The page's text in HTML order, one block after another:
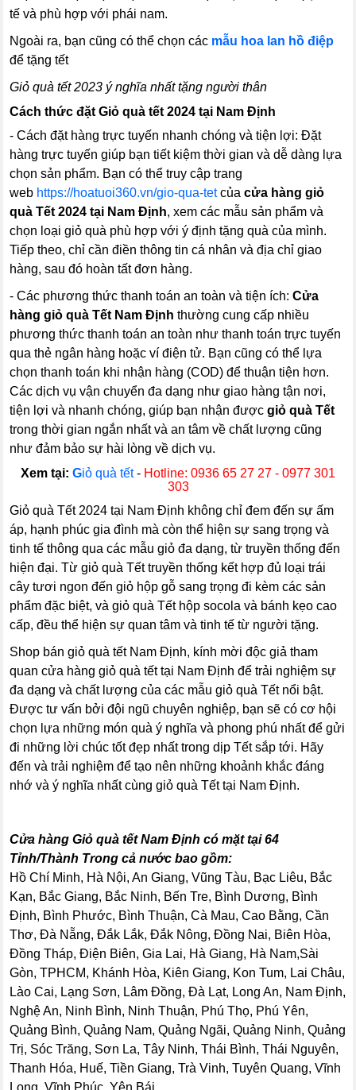
tế và phù hợp với phái nam.
Ngoài ra, bạn cũng có thể chọn các mẫu hoa lan hồ điệp
để tặng tết
Giỏ quà tết 2023 ý nghĩa nhất tặng người thân
Cách thức đặt Giỏ quà tết 2024 tại Nam Định
- Cách đặt hàng trực tuyến nhanh chóng và tiện lợi: Đặt
hàng trực tuyến giúp bạn tiết kiệm thời gian và dễ dàng lựa
chọn sản phẩm. Bạn có thể truy cập trang
web https://hoatuoi360.vn/gio-qua-tetcủa cửa hàng giỏ
quà Tết 2024 tại Nam Định, xem các mẫu sản phẩm và
chọn loại giỏ quà phù hợp với ý định tặng quà của mình.
Tiếp theo, chỉ cần điền thông tin cá nhân và địa chỉ giao
hàng, sau đó hoàn tất đơn hàng.
- Các phương thức thanh toán an toàn và tiện ích: Cửa
hàng giỏ quà Tết Nam Định thường cung cấp nhiều
phương thức thanh toán an toàn như thanh toán trực tuyến
qua thẻ ngân hàng hoặc ví điện tử. Bạn cũng có thể lựa
chọn thanh toán khi nhận hàng (COD) để thuận tiện hơn.
Các dịch vụ vận chuyển đa dạng như giao hàng tận nơi,
tiện lợi và nhanh chóng, giúp bạn nhận đượcgiỏ quà Tết
trong thời gian ngắn nhất và an tâm về chất lượng cũng
như đảm bảo sự hài lòng về dịch vụ.
Xem tại: Giỏ quà tết- Hotline: 0936 65 27 27 - 0977 301
303
Giỏ quà Tết 2024 tại Nam Định không chỉ đem đến sự ấm
áp, hạnh phúc gia đình mà còn thể hiện sự sang trọng và
tinh tế thông qua các mẫu giỏ đa dạng, từ truyền thống đến
hiện đại. Từ giỏ quà Tết truyền thống kết hợp đủ loại trái
cây tươi ngon đến giỏ hộp gỗ sang trọng đi kèm các sản
phẩm đặc biệt, và giỏ quà Tết hộp socola và bánh kẹo cao
cấp, đều thể hiện sự quan tâm và tinh tế từ người tặng.
Shop bán giỏ quà tết Nam Định, kính mời độc giả tham
quan cửa hàng giỏ quà tết tại Nam Định để trải nghiệm sự
đa dạng và chất lượng của các mẫu giỏ quà Tết nổi bật.
Được tư vấn bởi đội ngũ chuyên nghiệp, bạn sẽ có cơ hội
chọn lựa những món quà ý nghĩa và phong phú nhất để gửi
đi những lời chúc tốt đẹp nhất trong dịp Tết sắp tới. Hãy
đến và trải nghiệm để tạo nên những khoảnh khắc đáng
nhớ và ý nghĩa nhất cùng giỏ quà Tết tại Nam Định.
Cửa hàng Giỏ quà tết Nam Định có mặt tại 64
Tỉnh/Thành Trong cả nước bao gồm:
Hồ Chí Minh, Hà Nội, An Giang, Vũng Tàu, Bạc Liêu, Bắc
Kạn, Bắc Giang, Bắc Ninh, Bến Tre, Bình Dương, Bình
Định, Bình Phước, Bình Thuận, Cà Mau, Cao Bằng, Cần
Thơ, Đà Nẵng, Đắk Lắk, Đắk Nông, Đồng Nai, Biên Hòa,
Đồng Tháp, Điện Biên, Gia Lai, Hà Giang, Hà Nam,Sài
Gòn, TPHCM, Khánh Hòa, Kiên Giang, Kon Tum, Lai Châu,
Lào Cai, Lạng Sơn, Lâm Đồng, Đà Lạt, Long An, Nam Định,
Nghệ An, Ninh Bình, Ninh Thuận, Phú Thọ, Phú Yên,
Quảng Bình, Quảng Nam, Quảng Ngãi, Quảng Ninh, Quảng
Trị, Sóc Trăng, Sơn La, Tây Ninh, Thái Bình, Thái Nguyên,
Thanh Hóa, Huế, Tiền Giang, Trà Vinh, Tuyên Quang, Vĩnh
Long, Vĩnh Phúc, Yên Bái...